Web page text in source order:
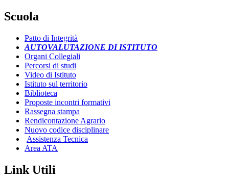
Scuola
Patto di Integrità
AUTOVALUTAZIONE DI ISTITUTO
Organi Collegiali
Percorsi di studi
Video di Istituto
Istituto sul territorio
Biblioteca
Proposte incontri formativi
Rassegna stampa
Rendicontazione Agrario
Nuovo codice disciplinare
Assistenza Tecnica
Area ATA
Link Utili